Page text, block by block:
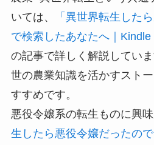
いては、
「異世界転生した
で検索したあなたへ｜Kindle
の記事で詳しく解説してい
世の農業知識を活かすスト
すすめです。
悪役令嬢系の転生ものに興味
生したら悪役令嬢だったの